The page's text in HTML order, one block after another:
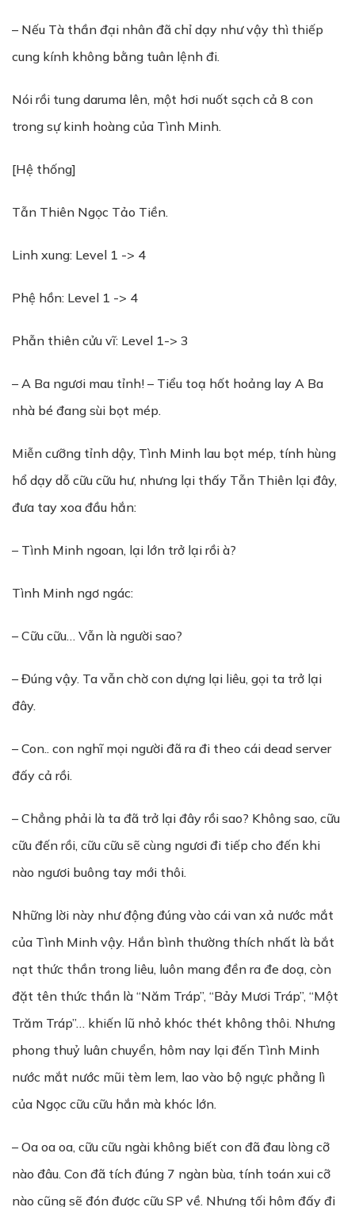
– Nếu Tà thần đại nhân đã chỉ dạy như vậy thì thiếp
cung kính không bằng tuân lệnh đi.
Nói rồi tung daruma lên, một hơi nuốt sạch cả 8 con
trong sự kinh hoàng của Tình Minh.
[Hệ thống]
Tẫn Thiên Ngọc Tảo Tiền.
Linh xung: Level 1 -> 4
Phệ hồn: Level 1 -> 4
Phẫn thiên cửu vĩ: Level 1-> 3
– A Ba ngươi mau tỉnh! – Tiểu toạ hốt hoảng lay A Ba
nhà bé đang sùi bọt mép.
Miễn cưỡng tỉnh dậy, Tình Minh lau bọt mép, tính hùng
hổ dạy dỗ cữu cữu hư, nhưng lại thấy Tẫn Thiên lại đây,
đưa tay xoa đầu hắn:
– Tình Minh ngoan, lại lớn trở lại rồi à?
Tình Minh ngơ ngác:
– Cữu cữu… Vẫn là người sao?
– Đúng vậy. Ta vẫn chờ con dựng lại liêu, gọi ta trở lại
đây.
– Con.. con nghĩ mọi người đã ra đi theo cái dead server
đấy cả rồi.
– Chẳng phải là ta đã trở lại đây rồi sao? Không sao, cữu
cữu đến rồi, cữu cữu sẽ cùng ngươi đi tiếp cho đến khi
nào ngươi buông tay mới thôi.
Những lời này như động đúng vào cái van xả nước mắt
của Tình Minh vậy. Hắn bình thường thích nhất là bắt
nạt thức thần trong liêu, luôn mang đền ra đe doạ, còn
đặt tên thức thần là “Năm Tráp”, “Bảy Mươi Tráp”, “Một
Trăm Tráp”… khiến lũ nhỏ khóc thét không thôi. Nhưng
phong thuỷ luân chuyển, hôm nay lại đến Tình Minh
nước mắt nước mũi tèm lem, lao vào bộ ngực phẳng lì
của Ngọc cữu cữu hắn mà khóc lớn.
– Oa oa oa, cữu cữu ngài không biết con đã đau lòng cỡ
nào đâu. Con đã tích đúng 7 ngàn bùa, tính toán xui cỡ
nào cũng sẽ đón được cữu SP về. Nhưng tối hôm đấy đi